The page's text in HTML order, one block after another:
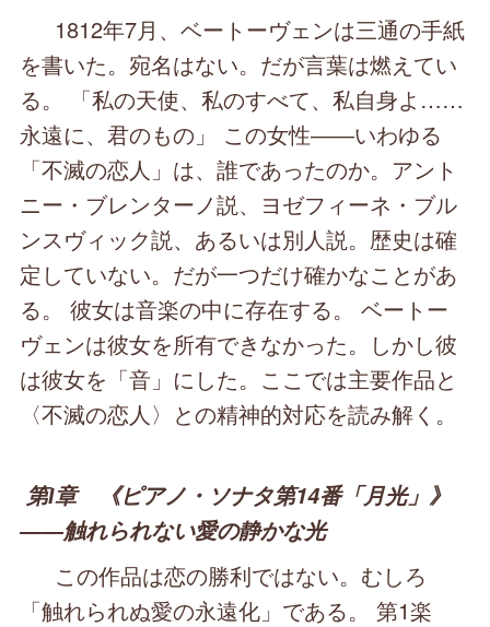
1812年7月、ベートーヴェンは三通の手紙
を書いた。宛名はない。だが言葉は燃えてい
る。 「私の天使、私のすべて、私自身よ……
永遠に、君のもの」 この女性――いわゆる
「不滅の恋人」は、誰であったのか。アント
ニー・ブレンターノ説、ヨゼフィーネ・ブル
ンスヴィック説、あるいは別人説。歴史は確
定していない。だが一つだけ確かなことがあ
る。 彼女は音楽の中に存在する。 ベートー
ヴェンは彼女を所有できなかった。しかし彼
は彼女を「音」にした。ここでは主要作品と
〈不滅の恋人〉との精神的対応を読み解く。
第Ⅰ章 《ピアノ・ソナタ第14番「月光」》
――触れられない愛の静かな光
この作品は恋の勝利ではない。むしろ
「触れられぬ愛の永遠化」である。 第1楽